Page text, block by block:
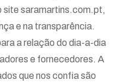
site saramartins.com.pt,
e na transparência.
a relação do dia-a-dia
e fornecedores. A
que nos confia são